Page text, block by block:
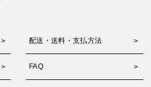
配送・送料・支払方法
FAQ